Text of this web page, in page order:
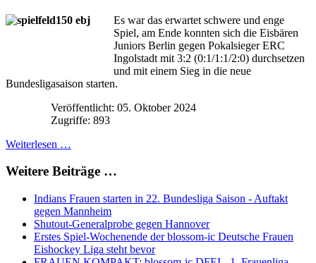
Es war das erwartet schwere und enge
Spiel, am Ende konnten sich die Eisbären
Juniors Berlin gegen Pokalsieger ERC
Ingolstadt mit 3:2 (0:1/1:1/2:0) durchsetzen
und mit einem Sieg in die neue
Bundesligasaison starten.
Veröffentlicht: 05. Oktober 2024
Zugriffe: 893
Weiterlesen …
Weitere Beiträge …
Indians Frauen starten in 22. Bundesliga Saison - Auftakt
gegen Mannheim
Shutout-Generalprobe gegen Hannover
Erstes Spiel-Wochenende der blossom-ic Deutsche Frauen
Eishockey Liga steht bevor